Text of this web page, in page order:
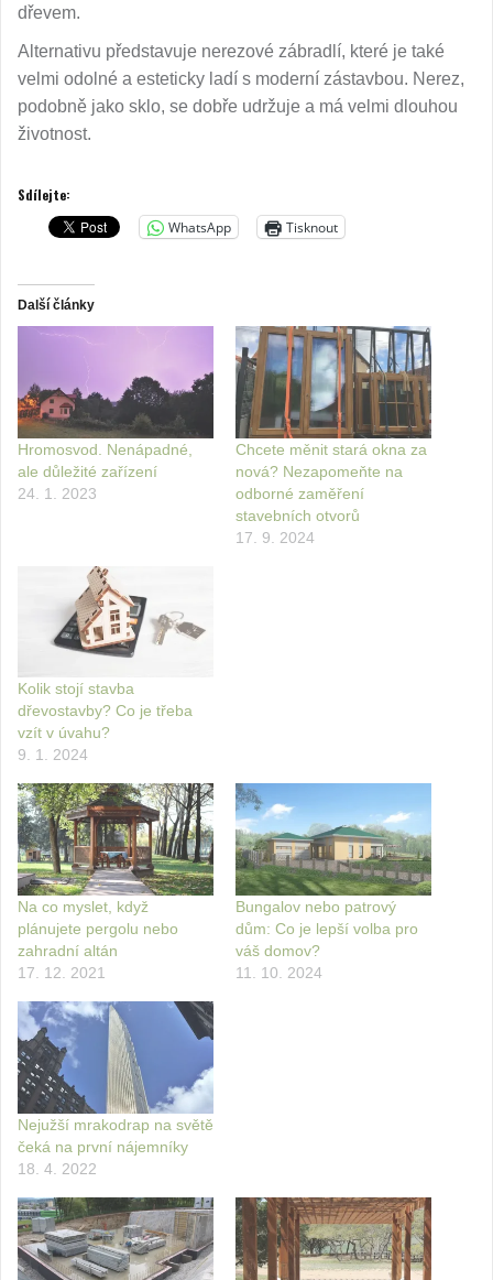
dřevem.
Alternativu představuje nerezové zábradlí, které je také
velmi odolné a esteticky ladí s moderní zástavbou. Nerez,
podobně jako sklo, se dobře udržuje a má velmi dlouhou
životnost.
Sdílejte:
WhatsApp
Tisknout
Další články
Hromosvod. Nenápadné,
ale důležité zařízení
24. 1. 2023
Chcete měnit stará okna za
nová? Nezapomeňte na
odborné zaměření
stavebních otvorů
17. 9. 2024
Kolik stojí stavba
dřevostavby? Co je třeba
vzít v úvahu?
9. 1. 2024
Na co myslet, když
plánujete pergolu nebo
zahradní altán
17. 12. 2021
Bungalov nebo patrový
dům: Co je lepší volba pro
váš domov?
11. 10. 2024
Nejužší mrakodrap na světě
čeká na první nájemníky
18. 4. 2022